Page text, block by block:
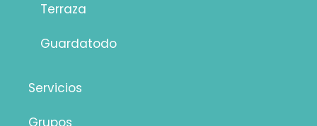
Terraza
Guardatodo
Servicios
Grupos